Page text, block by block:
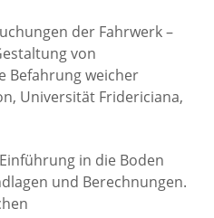
der Fahrwerk –
von
Befahrung weicher
Universität Fridericiana,
Einführung in die Boden
und Berechnungen.